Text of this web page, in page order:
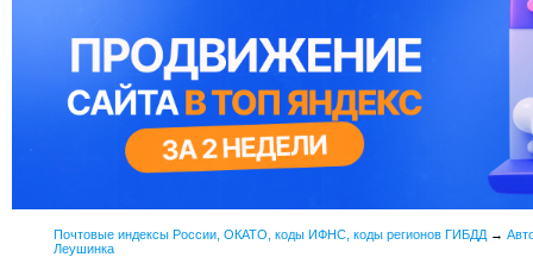
Почтовые индексы России, ОКАТО, коды ИФНС, коды регионов ГИБДД →
Леушинка